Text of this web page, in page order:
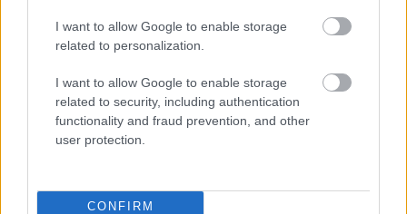
I want to allow Google to enable storage
related to personalization.
I want to allow Google to enable storage
related to security, including authentication
functionality and fraud prevention, and other
user protection.
CONFIRM